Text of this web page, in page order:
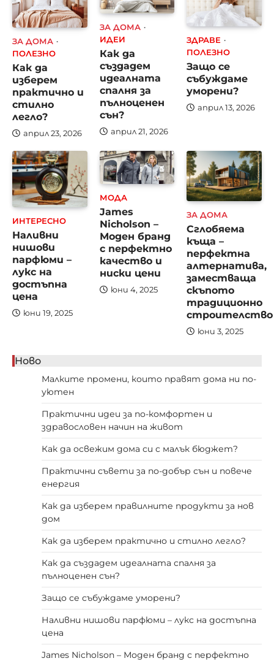
ЗА ДОМА
ПОЛЕЗНО
Как да
изберем
практично и
стилно
легло?
април 23, 2026
ЗА ДОМА
ИДЕИ
Как да
създадем
идеалната
спалня за
пълноценен
сън?
април 21, 2026
ЗДРАВЕ
ПОЛЕЗНО
Защо се
събуждаме
уморени?
април 13, 2026
ИНТЕРЕСНО
Наливни
нишови
парфюми –
лукс на
достъпна
цена
юни 19, 2025
МОДА
James
Nicholson –
Моден бранд
с перфектно
качество и
ниски цени
юни 4, 2025
ЗА ДОМА
Сглобяема
къща –
перфектна
алтернатива,
заместваща
скъпото
традиционно
строителство
юни 3, 2025
Ново
Малките промени, които правят дома ни по-
уютен
Практични идеи за по-комфортен и
здравословен начин на живот
Как да освежим дома си с малък бюджет?
Практични съвети за по-добър сън и повече
енергия
Как да изберем правилните продукти за нов
дом
Как да изберем практично и стилно легло?
Как да създадем идеалната спалня за
пълноценен сън?
Защо се събуждаме уморени?
Наливни нишови парфюми – лукс на достъпна
цена
James Nicholson – Моден бранд с перфектно